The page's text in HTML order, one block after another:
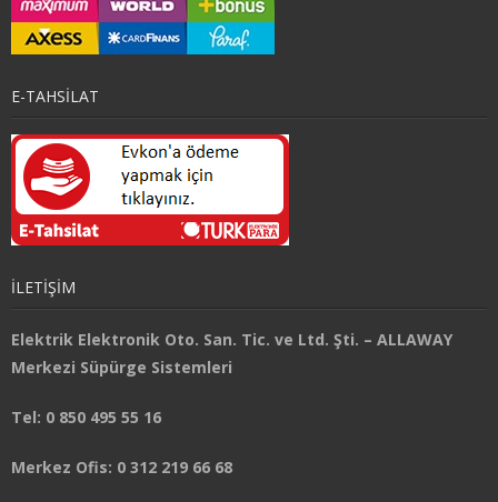
E-TAHSİLAT
İLETİŞİM
Elektrik Elektronik Oto. San. Tic. ve Ltd. Şti. – ALLAWAY
Merkezi Süpürge Sistemleri
Tel: 0 850 495 55 16
Merkez Ofis: 0 312 219 66 68